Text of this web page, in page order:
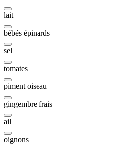
lait
bébés épinards
sel
tomates
piment oiseau
gingembre frais
ail
oignons